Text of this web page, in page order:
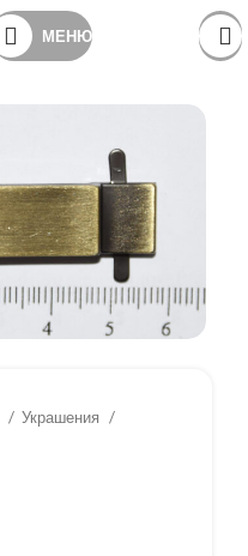
МЕНЮ
Украшения